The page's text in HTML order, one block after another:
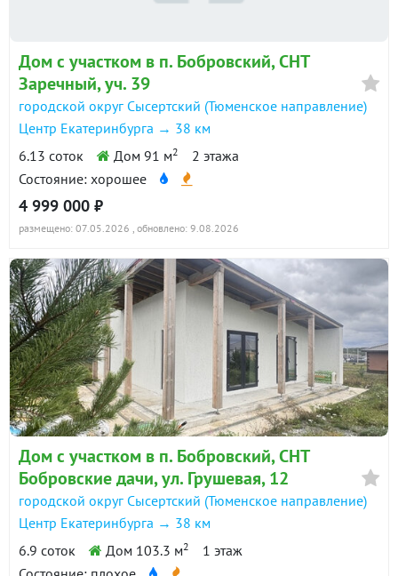
Дом с участком в п. Бобровский, СНТ
Заречный, уч. 39
городской округ Сысертский (Тюменское направление)
Центр Екатеринбурга → 38 км
6.13 соток
Дом 91 м2
2 этажа
Состояние: хорошее
4 999 000 ₽
размещено: 07.05.2026 , обновлено: 9.08.2026
Дом с участком в п. Бобровский, СНТ
Бобровские дачи, ул. Грушевая, 12
городской округ Сысертский (Тюменское направление)
Центр Екатеринбурга → 38 км
6.9 соток
Дом 103.3 м2
1 этаж